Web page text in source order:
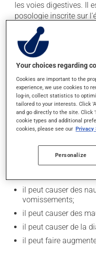
les voies digestives. Il
posologie inscrite sur
ni plus souvent
Ce médicament peut
prenez-le avec de la
aliments irritants
l'alcool.
Effets indésirables
En plus de ses effets
l'occasion entraîner
secondaires),
il peut causer des
il peut causer des
vomissements;
il peut causer des
il peut causer de la
il peut faire
Your choices regarding
Cookies are important to the
experience, we use cookies to
log-in, collect statistics to
tailored to your interests. Click
and go directly to the site. Click
cookie types and additional
cookies, please see our Privacy
Personalize